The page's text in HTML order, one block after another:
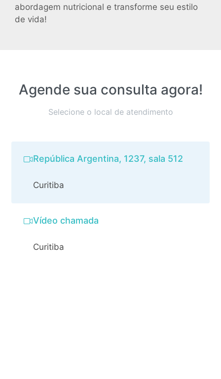
abordagem nutricional e transforme seu estilo
de vida!
Agende sua consulta agora!
Selecione o local de atendimento
República Argentina, 1237, sala 512
Curitiba
Vídeo chamada
Curitiba